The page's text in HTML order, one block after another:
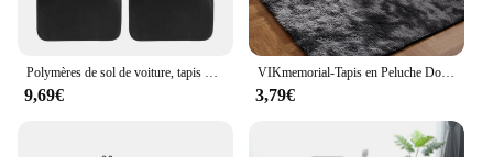
9,69€
VIKmemorial-Tapis en Peluche Doux et Moelleux, Polymères Antidérapants, Décoration de Maison pour Chambre d'Enfant et de Bébé
3,79€